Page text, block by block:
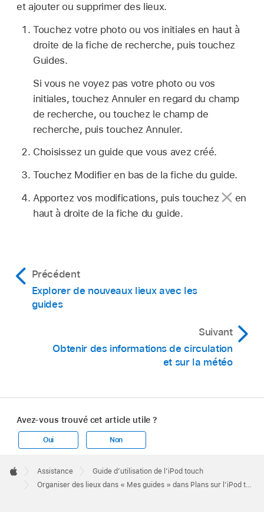
et ajouter ou supprimer des lieux.
Touchez votre photo ou vos initiales en haut à
droite de la fiche de recherche, puis touchez
Guides.
Si vous ne voyez pas votre photo ou vos
initiales, touchez Annuler en regard du champ
de recherche, ou touchez le champ de
recherche, puis touchez Annuler.
Choisissez un guide que vous avez créé.
Touchez Modifier en bas de la fiche du guide.
Apportez vos modifications, puis touchez
en
haut à droite de la fiche du guide.
Précédent
Explorer de nouveaux lieux avec les
guides
Suivant
Obtenir des informations de circulation
et sur la météo
Avez-vous trouvé cet article utile ?
Oui Non
Footer

Apple
Assistance
Guide d’utilisation de l’iPod touch
Organiser des lieux dans « Mes guides » dans Plans sur l’iPod touch